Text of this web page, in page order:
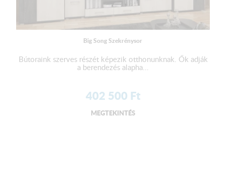
Big Song Szekrénysor
Bútoraink szerves részét képezik otthonunknak. Ők adják
a berendezés alapha...
402 500 Ft
MEGTEKINTÉS